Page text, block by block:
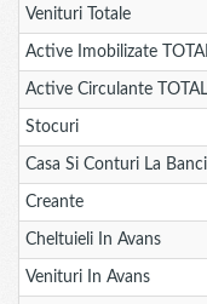
Venituri Totale
Active Imobilizate
Active Circulante TOTAL
Stocuri
Casa Si Conturi La
Creante
Cheltuieli In Avans
Venituri In Avans